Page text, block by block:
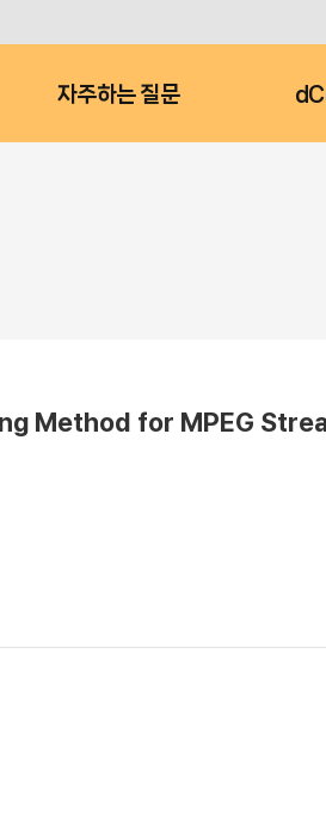
자주하는 질문
Method for MPEG